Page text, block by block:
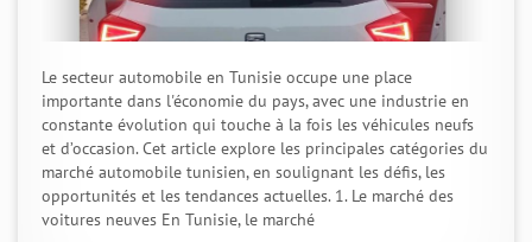
Le secteur automobile en Tunisie occupe une place
importante dans l'économie du pays, avec une industrie en
constante évolution qui touche à la fois les véhicules neufs
et d’occasion. Cet article explore les principales catégories du
marché automobile tunisien, en soulignant les défis, les
opportunités et les tendances actuelles. 1. Le marché des
voitures neuves En Tunisie, le marché